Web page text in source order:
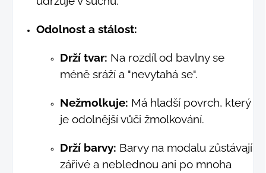
Odolnost a stálost:
Drží tvar: Na rozdíl od bavlny se
méně sráží a "nevytahá se".
Nežmolkuje: Má hladší povrch, který
je odolnější vůči žmolkování.
Drží barvy: Barvy na modalu zůstávají
zářivé a neblednou ani po mnoha